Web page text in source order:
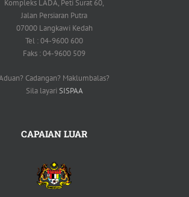
Kompleks LADA, Peti Surat 60,
Jalan Persiaran Putra
07000 Langkawi Kedah
Tel : 04-9600 600
Faks : 04-9600 509
Cadangan? Maklumbalas?
Sila layari SISPAA
CAPAIAN LUAR